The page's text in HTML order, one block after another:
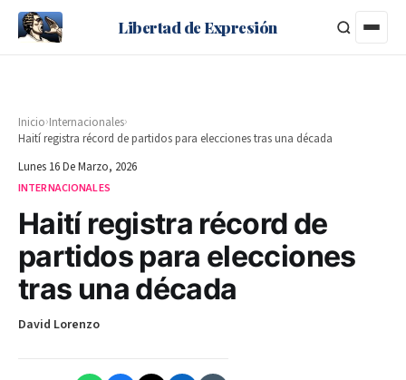
Libertad de Expresión
Inicio›Internacionales›
Haití registra récord de partidos para elecciones tras una década
Lunes 16 De Marzo, 2026
INTERNACIONALES
Haití registra récord de
partidos para elecciones
tras una década
David Lorenzo